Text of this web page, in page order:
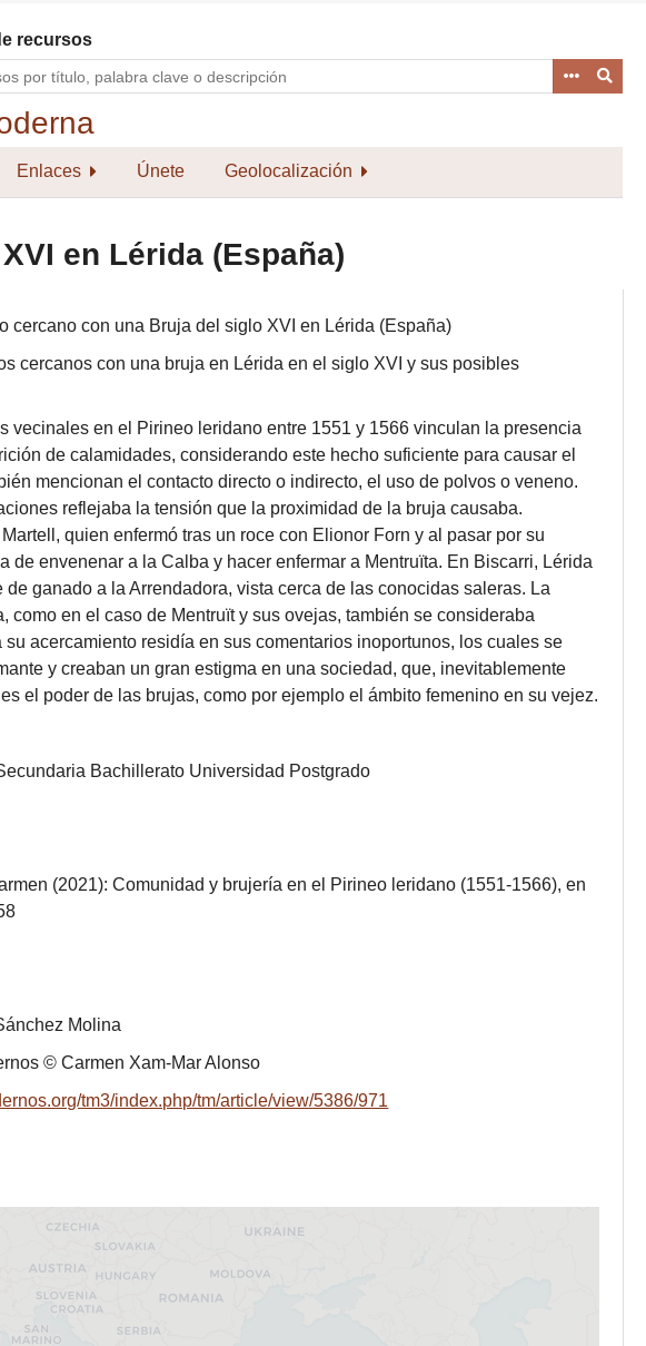
recursos
Enlaces Únete Geolocalización
en Lérida (España)
cercano con una Bruja del siglo XVI en Lérida (España)
cercanos con una bruja en Lérida en el siglo XVI y sus posibles
vecinales en el Pirineo leridano entre 1551 y 1566 vinculan la presencia
de calamidades, considerando este hecho suficiente para causar el
mencionan el contacto directo o indirecto, el uso de polvos o veneno.
reflejaba la tensión que la proximidad de la bruja causaba.
quien enfermó tras un roce con Elionor Forn y al pasar por su
de envenenar a la Calba y hacer enfermar a Mentruïta. En Biscarri, Lérida
de ganado a la Arrendadora, vista cerca de las conocidas saleras. La
como en el caso de Mentruït y sus ovejas, también se consideraba
acercamiento residía en sus comentarios inoportunos, los cuales se
y creaban un gran estigma en una sociedad, que, inevitablemente
el poder de las brujas, como por ejemplo el ámbito femenino en su vejez.
Bachillerato Universidad Postgrado
(2021): Comunidad y brujería en el Pirineo leridano (1551-1566), en
Molina
© Carmen Xam-Mar Alonso
tm3/index.php/tm/article/view/5386/971